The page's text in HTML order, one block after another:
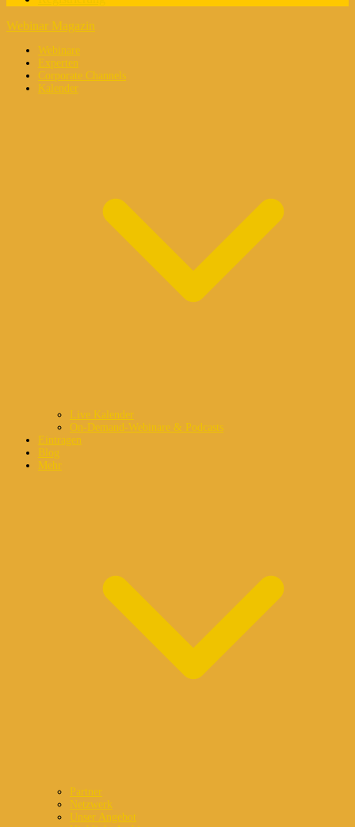
Webinar Magazin
Webinare
Experten
Corporate Channels
Kalender
Live Kalender
On-Demand-Webinare & Podcasts
Eintragen
Blog
Mehr
Partner
Netzwerk
Unser Angebot